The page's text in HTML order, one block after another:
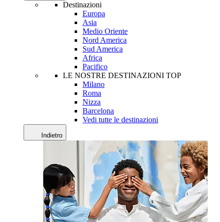
Destinazioni
Europa
Asia
Medio Oriente
Nord America
Sud America
Africa
Pacifico
LE NOSTRE DESTINAZIONI TOP
Milano
Roma
Nizza
Barcelona
Vedi tutte le destinazioni
Indietro